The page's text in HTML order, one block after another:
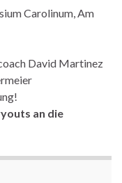
Carolinum, Am
David Martinez
an die